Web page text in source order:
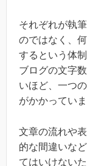
それぞれが執
のではなく、
するという体
ブログの文字
いほど、一つ
がかかっていま
文章の流れや
的な間違いな
てはいけない